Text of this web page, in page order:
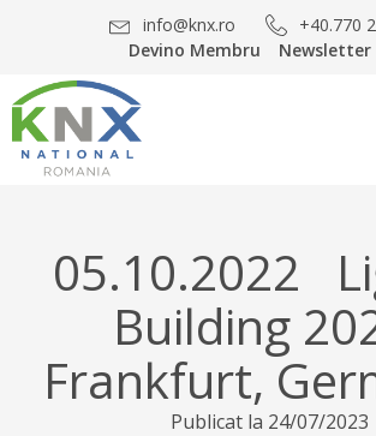
info@knx.ro
+40.770
Devino Membru
Newsletter
05.10.2022
Building
Frankfurt,
Publicat la 24/07/2023